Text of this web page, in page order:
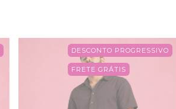
DESCONTO PROGRESSIVO
FRETE GRÁTIS